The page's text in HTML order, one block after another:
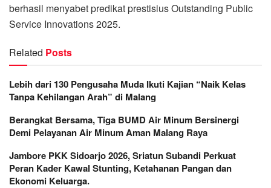
berhasil menyabet predikat prestisius Outstanding Public
Service Innovations 2025.
Related Posts
Lebih dari 130 Pengusaha Muda Ikuti Kajian “Naik Kelas
Tanpa Kehilangan Arah” di Malang
Berangkat Bersama, Tiga BUMD Air Minum Bersinergi
Demi Pelayanan Air Minum Aman Malang Raya
Jambore PKK Sidoarjo 2026, Sriatun Subandi Perkuat
Peran Kader Kawal Stunting, Ketahanan Pangan dan
Ekonomi Keluarga.